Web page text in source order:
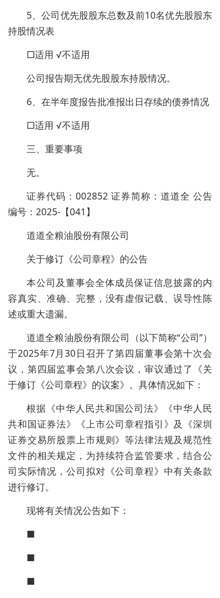
5、公司优先股股东总数及前10名优先股股东
持股情况表
□适用 √不适用
公司报告期无优先股股东持股情况。
6、在半年度报告批准报出日存续的债券情况
□适用 √不适用
三、重要事项
无。
证券代码：002852 证券简称：道道全 公告
编号：2025-【041】
道道全粮油股份有限公司
关于修订《公司章程》的公告
本公司及董事会全体成员保证信息披露的内
容真实、准确、完整，没有虚假记载、误导性陈
述或重大遗漏。
道道全粮油股份有限公司（以下简称“公司”）
于2025年7月30日召开了第四届董事会第十次会
议，第四届监事会第八次会议，审议通过了《关
于修订《公司章程》的议案》。具体情况如下：
根据《中华人民共和国公司法》《中华人民
共和国证券法》《上市公司章程指引》及《深圳
证券交易所股票上市规则》等法律法规及规范性
文件的相关规定，为持续符合监管要求，结合公
司实际情况，公司拟对《公司章程》中有关条款
进行修订。
现将有关情况公告如下：
■
■
■